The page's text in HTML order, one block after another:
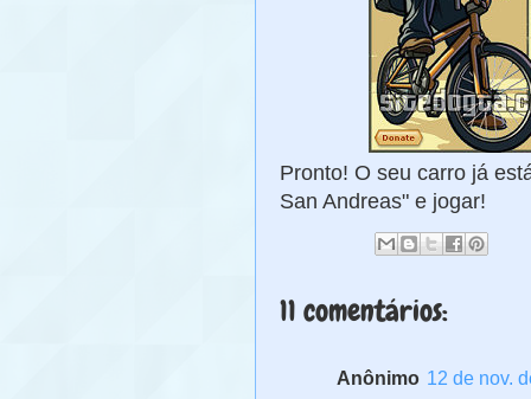
Pronto! O seu carro já
San Andreas" e jogar!
11 comentários:
Anônimo 12 de nov.